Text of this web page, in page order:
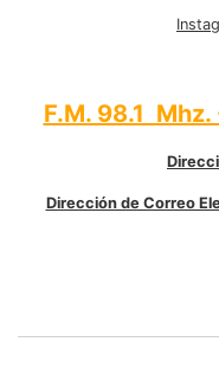
F.M. 98.1
Dirección de Correo